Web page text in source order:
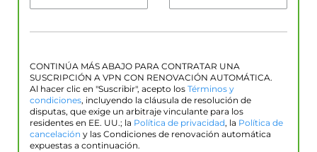
CONTINÚA MÁS ABAJO PARA CONTRATAR UNA
SUSCRIPCIÓN A VPN CON RENOVACIÓN AUTOMÁTICA.
Al hacer clic en "Suscribir", acepto los Términos y
condiciones, incluyendo la cláusula de resolución de
disputas, que exige un arbitraje vinculante para los
residentes en EE. UU.; la Política de privacidad, la Política de
cancelación y las Condiciones de renovación automática
expuestas a continuación.